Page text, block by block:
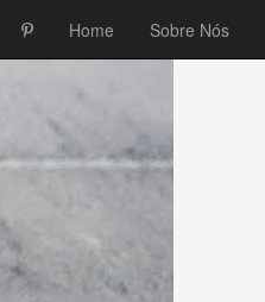
Home Sobre Nós